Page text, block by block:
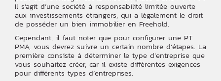
Il s’agit d’une société à responsabilité limitée ouverte
aux investissements étrangers, qui a légalement le droit
de posséder un bien immobilier en Freehold.
Cependant, il faut noter que pour configurer une PT
PMA, vous devrez suivre un certain nombre d’étapes. La
première consiste à déterminer le type d’entreprise que
vous souhaitez créer, car il existe différentes exigences
pour différents types d’entreprises.